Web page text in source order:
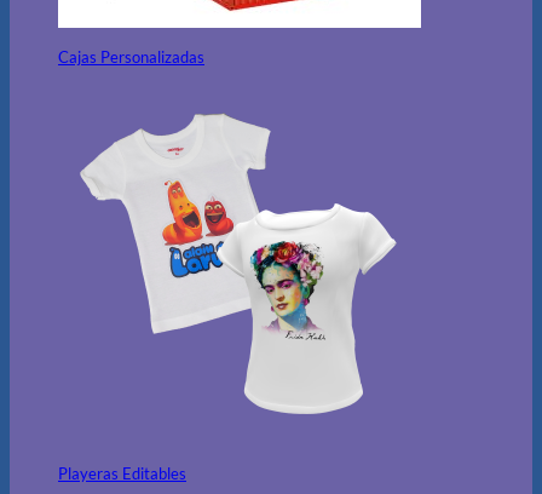
Cajas Personalizadas
Playeras Editables